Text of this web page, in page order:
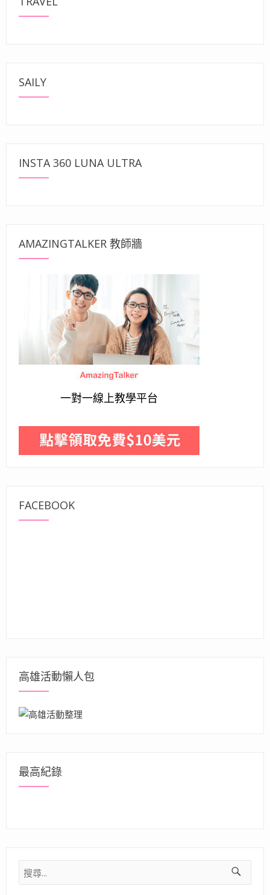
SAILY
INSTA 360 LUNA ULTRA
AMAZINGTALKER 教師牆
一對一線上教學平台
FACEBOOK
高雄活動懶人包
最高紀錄
搜
尋